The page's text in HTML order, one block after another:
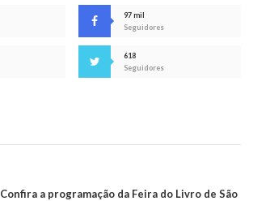
97 mil
Seguidores
618
Seguidores
Confira a programação da Feira do Livro de São